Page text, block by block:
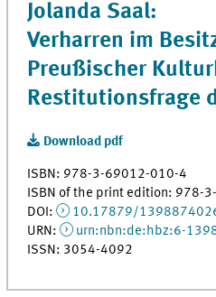
Jolanda Saal:
Verharren im
Preußischer
Restitutionsfrage
Download pdf
ISBN: 978-3-69012-010-4
ISBN of the print edition: 978-
DOI:
10.17879/
URN:
urn:nbn:de:hbz:6-
ISSN: 3054-4092